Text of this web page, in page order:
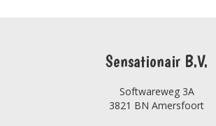
Sensationair B.V.
Softwareweg 3A
3821 BN Amersfoort